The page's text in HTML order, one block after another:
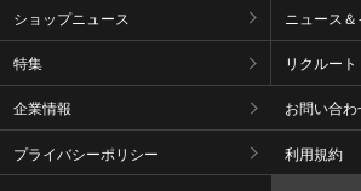
ショップニュース ニュース＆
特集 リクルート
企業情報 お問い合わ
プライバシーポリシー 利用規約